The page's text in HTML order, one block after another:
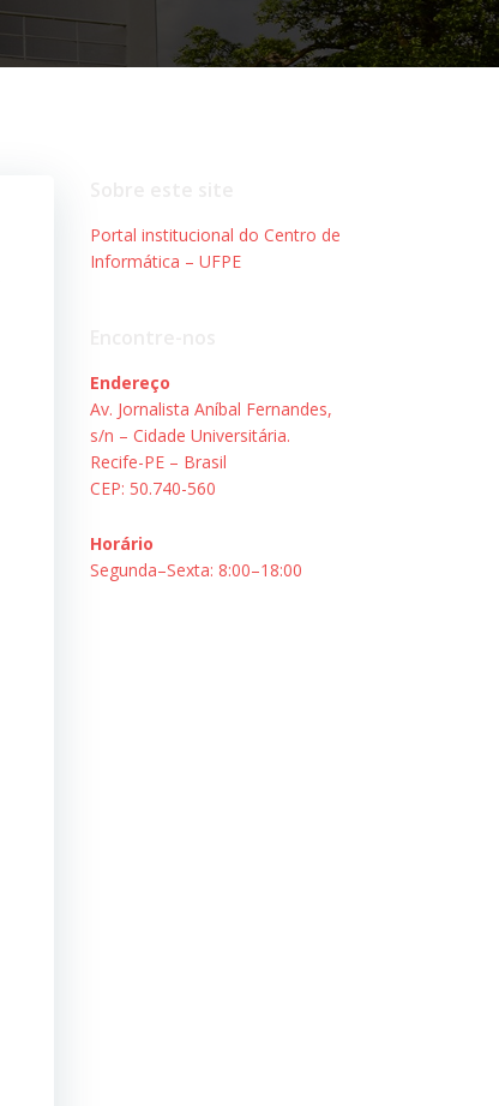
Portal institucional do Centro de
Informática – UFPE
Endereço
Av. Jornalista Aníbal Fernandes,
s/n – Cidade Universitária.
Recife-PE – Brasil
CEP: 50.740-560
Horário
Segunda–Sexta: 8:00–18:00